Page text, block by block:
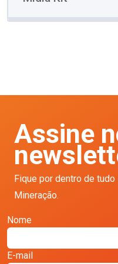
Assine
Fique por dentro de
Mineração.
Nome
E-mail